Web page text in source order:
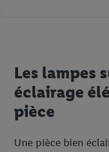
Les lampes
éclairage
pièce
Une pièce bien